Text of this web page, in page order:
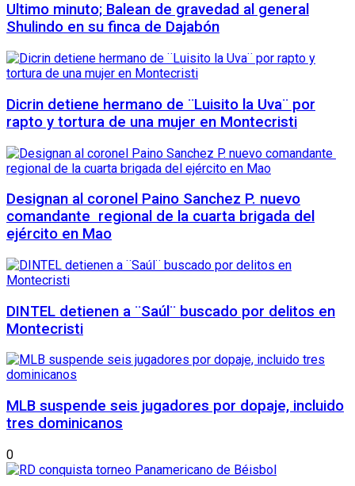
Ultimo minuto; Balean de gravedad al general
Shulindo en su finca de Dajabón
Dicrin detiene hermano de ¨Luisito la Uva¨ por
rapto y tortura de una mujer en Montecristi
Designan al coronel Paino Sanchez P. nuevo
comandante regional de la cuarta brigada del
ejército en Mao
DINTEL detienen a ¨Saúl¨ buscado por delitos en
Montecristi
MLB suspende seis jugadores por dopaje, incluido
tres dominicanos
0